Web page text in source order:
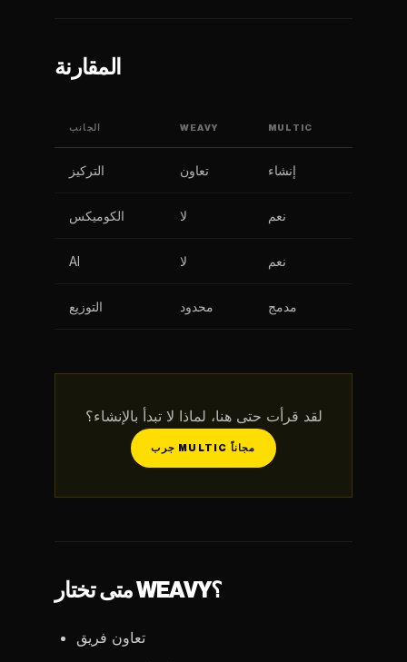
المقارنة
الجانب WEAVY MULTIC
التركيز تعاون إنشاء
الكوميكس لا نعم
AI لا نعم
التوزيع محدود مدمج
لقد قرأت حتى هنا، لماذا لا تبدأ بالإنشاء؟
جرب MULTIC مجاناً
متى تختار WEAVY؟
تعاون فريق